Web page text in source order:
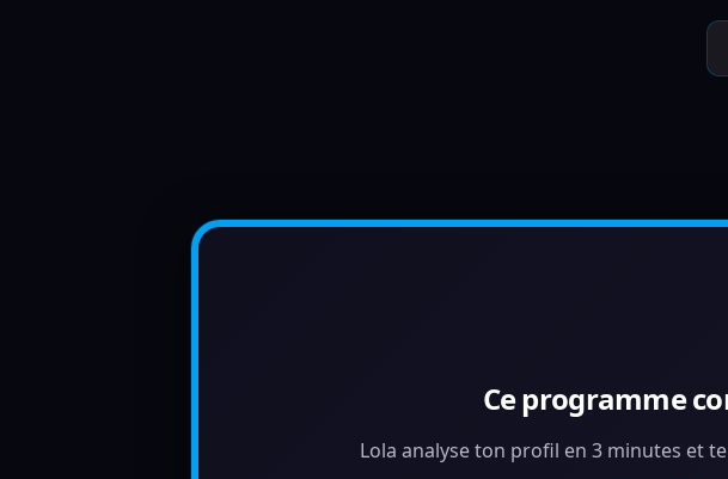
Ce programme
Lola analyse ton profil en 3 minutes et